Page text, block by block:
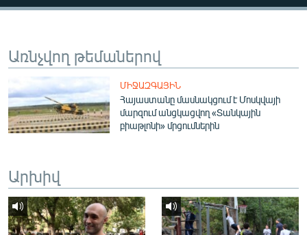
ՏԵՍԱՆՅՈՒԹԵՐ
ԲԱՆԱՎԵՃ
ՁԳՏԵԼՈՎ ԼԱՎԱԳՈՒՅՆԻՆ
Հայերեն
English
Русский
Առնչվող թեմաներով
ՄԻՋԱԶԳԱՅԻՆ
Հայաստանը մասնակցում է Մոսկվայի
մարզում անցկացվող «Տանկային
բիաթլոնի» մրցումներին
Արխիվ